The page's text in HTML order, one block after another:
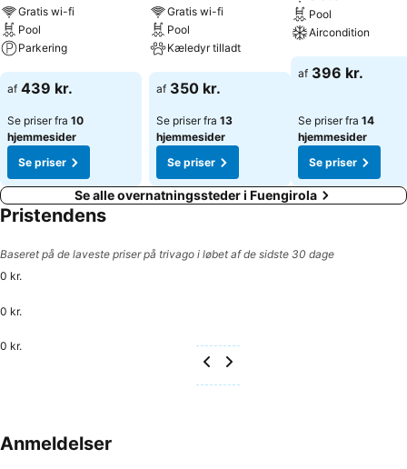
badeværelserne. Sport/underholdning: Der er mulighed for
forfriskende badestunder i det udendørs poolområde. Endvidere vil
liggestolene i parasollernes skygge sikre gæsterne fred og ro. I
baren ved swimmingpoolen kan der bestilles kolde drikke.
Forplejning: Der kan foretages reservationer med overnatning inkl.
morgenmad. En righoldig morgenbuffet giver gæsterne en god start
på dagen. Kreditkort: Der accepteres på overnatningsstedet
følgende kreditkort: Visa og MasterCard.
Gratis wi-fi
Pool
Parkering
Se priser
af 439 kr.
Se priser fra 10
hjemmesider
Se priser
Gratis wi-fi
Pool
Kæledyr tilladt
Se priser
af 350 kr.
Se priser fra 13
hjemmesider
Se priser
Pool
Aircondition
Se priser
af 396 kr.
Se priser fra 14
hjemmesider
Se priser
Se alle overnatningssteder i Fuengirola
Pristendens
Baseret på de laveste priser på trivago i løbet af de sidste 30 dage
0 kr.
0 kr.
0 kr.
Anmeldelser